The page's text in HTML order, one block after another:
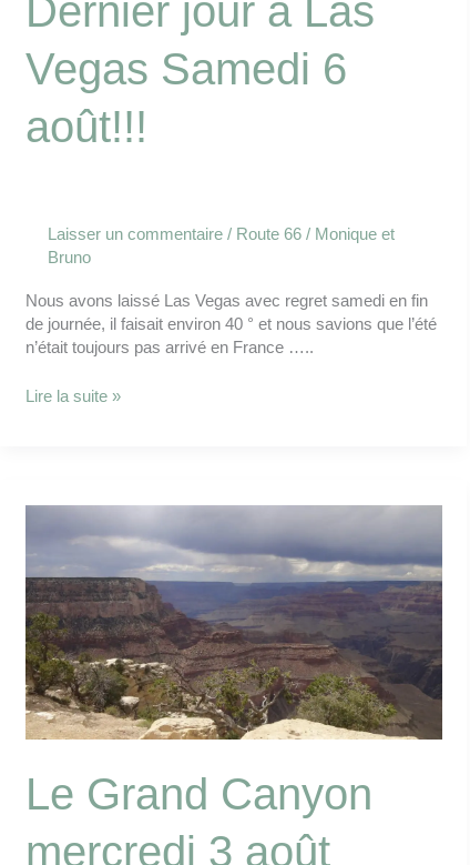
Dernier jour à Las
Vegas Samedi 6
août!!!
Laisser un commentaire / Route 66/ Monique et
Bruno
Nous avons laissé Las Vegas avec regret samedi en fin
de journée, il faisait environ 40 ° et nous savions que l’été
n’était toujours pas arrivé en France …..
Lire la suite »
Le Grand Canyon
mercredi 3 août
Canyon
mercredi
3
août